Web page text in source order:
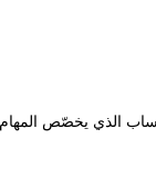
الذي يخصّص